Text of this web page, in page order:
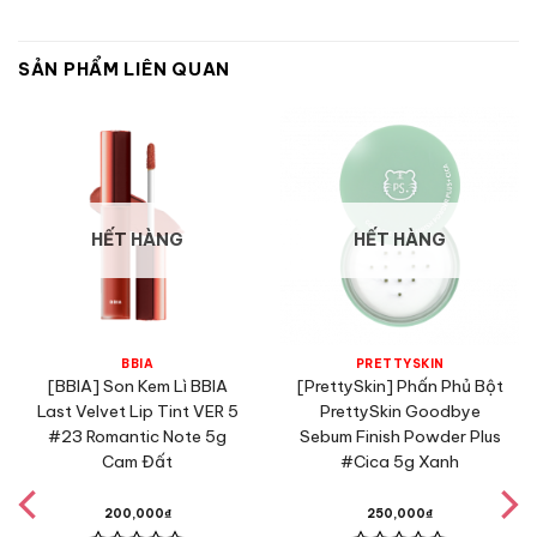
Thành phần
SẢN PHẨM LIÊN QUAN
HẾT HÀNG
BBIA
[BBIA] Son Kem Lì BBIA
Last Velvet Lip Tint VER 5
#23 Romantic Note 5g
Cam Đất
200,000₫
HẾT HÀNG
PRETTYSKIN
[PrettySkin] Phấn Phủ Bột
PrettySkin Goodbye
Sebum Finish Powder Plus
#Cica 5g Xanh
250,000₫